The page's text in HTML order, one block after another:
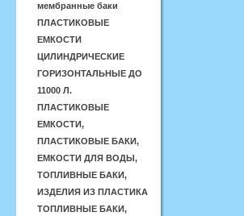
мембранные баки
ПЛАСТИКОВЫЕ
ЕМКОСТИ
ЦИЛИНДРИЧЕСКИЕ
ГОРИЗОНТАЛЬНЫЕ ДО
11000 Л.
ПЛАСТИКОВЫЕ
ЕМКОСТИ,
ПЛАСТИКОВЫЕ БАКИ,
ЕМКОСТИ ДЛЯ ВОДЫ,
ТОПЛИВНЫЕ БАКИ,
ИЗДЕЛИЯ ИЗ ПЛАСТИКА
ТОПЛИВНЫЕ БАКИ,